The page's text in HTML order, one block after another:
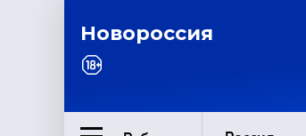
Новороссия